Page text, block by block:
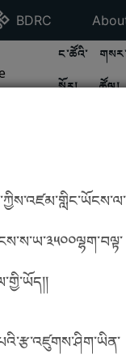
To BDRC
BDRC Go
TRADITION
GO TO
ང་ཚོའི་
སྐོར།
GO
ཚོལ།